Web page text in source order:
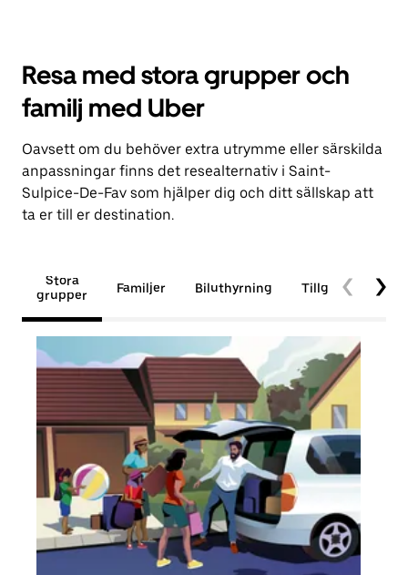
Resa med stora grupper och
familj med Uber
Oavsett om du behöver extra utrymme eller särskilda
anpassningar finns det resealternativ i Saint-
Sulpice-De-Fav som hjälper dig och ditt sällskap att
ta er till er destination.
Stora
grupper
Familjer Biluthyrning Tillgänglighet